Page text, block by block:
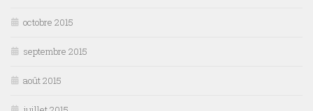
octobre 2015
septembre 2015
août 2015